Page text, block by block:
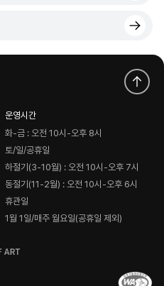
운영시간
화-금 : 오전 10시-오후 8시
토/일/공휴일
하절기(3-10월) : 오전 10시-오후 7시
동절기(11-2월) : 오전 10시-오후 6시
휴관일
1월 1일/매주 월요일(공휴일 제외)